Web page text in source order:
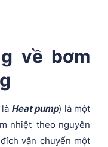
về bơm
Heat pump) là một
nhiệt theo nguyên
vận chuyển một